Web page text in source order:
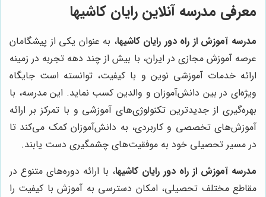
معرفی مدرسه آنلاین رایان کاشیها
مدرسه آموزش از راه دور رایان کاشیها، به عنوان یکی از پیشگامان
عرصه آموزش مجازی در ایران، با بیش از چند دهه تجربه در زمینه
ارائه خدمات آموزشی نوین و با کیفیت، توانسته است جایگاه
ویژه‌ای در بین دانش‌آموزان و والدین کسب نماید. این مدرسه، با
بهره‌گیری از جدیدترین تکنولوژی‌های آموزشی و با تمرکز بر ارائه
آموزش‌های تخصصی و کاربردی، به دانش‌آموزان کمک می‌کند تا
در مسیر تحصیلی خود به موفقیت‌های چشمگیری دست یابند.
مدرسه آموزش از راه دور رایان کاشیها، با ارائه دوره‌های متنوع در
مقاطع مختلف تحصیلی، امکان دسترسی به آموزش با کیفیت را